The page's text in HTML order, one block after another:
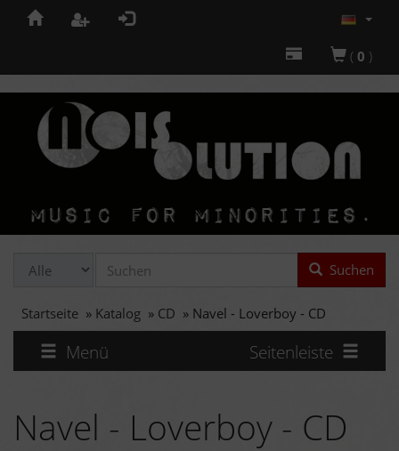
( 0 )
Suchen
Startseite » Katalog » CD » Navel - Loverboy - CD
Menü Seitenleiste
Navel - Loverboy - CD